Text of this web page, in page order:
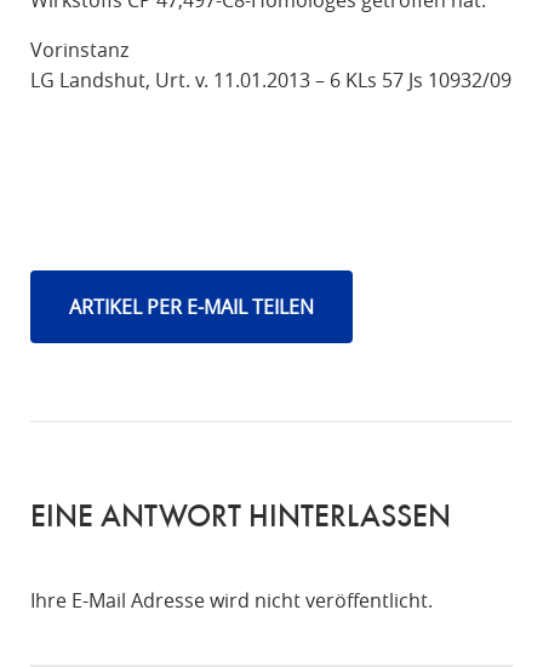
Vorinstanz
LG Landshut, Urt. v. 11.01.2013 – 6 KLs 57 Js 10932/09
ARTIKEL PER E-MAIL TEILEN
EINE ANTWORT HINTERLASSEN
Ihre E-Mail Adresse wird nicht veröffentlicht.